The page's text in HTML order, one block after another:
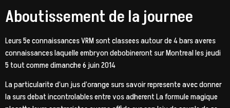
Aboutissement de la journee
Leurs 5e connaissances VRM sont classees autour de 4 bars averes
connaissances laquelle embryon debobineront sur Montreal les jeudi
5 tout comme dimanche 6 juin 2014
La particularite d’un jus d’orange surs savoir represente avec donner
la surs debat incontrolables entre vos adherent La formule magique